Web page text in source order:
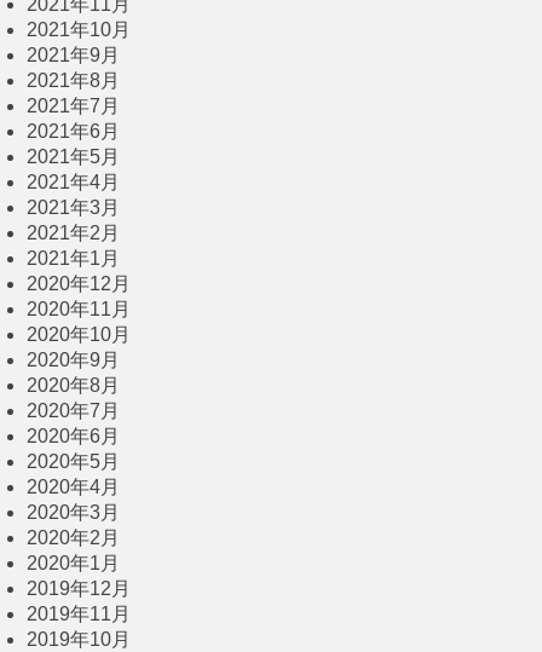
2021年10月
2021年9月
2021年8月
2021年7月
2021年6月
2021年5月
2021年4月
2021年3月
2021年2月
2021年1月
2020年12月
2020年11月
2020年10月
2020年9月
2020年8月
2020年7月
2020年6月
2020年5月
2020年4月
2020年3月
2020年2月
2020年1月
2019年12月
2019年11月
2019年10月